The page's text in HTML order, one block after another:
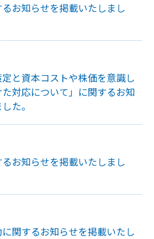
お知らせを掲載いたしまし
定と資本コストや株価を意識し
対応について」に関するお知
た。
お知らせを掲載いたしまし
関するお知らせを掲載いたし